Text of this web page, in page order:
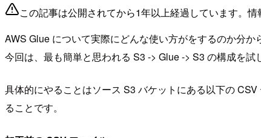
この記事は公開されてから1年以上経過しています。
AWS Glue について実際にどんな使い方がをするのか分か
今回は、最も簡単と思われる S3 -> Glue -> S3 の構成を試
具体的にやることはソース S3 バケットにある以下の
ることです。